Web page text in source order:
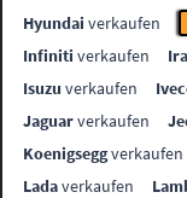
Hyundai verkaufen
Infiniti verkaufen
Isuzu verkaufen
Jaguarverkaufen
Koenigseggverkaufen
Ladaverkaufen